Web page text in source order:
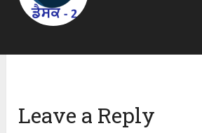
Leave a Reply